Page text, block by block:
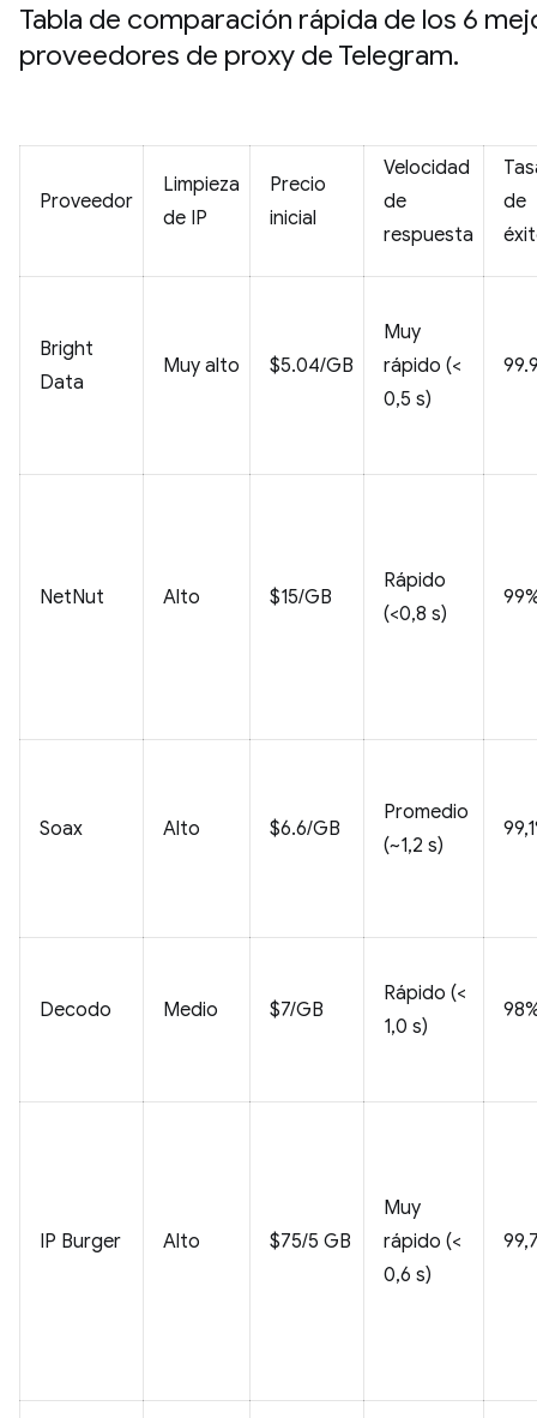
Tabla de comparación rápida de los 6
proveedores de proxy de Telegram.
Proveedor
Limpieza
de IP
Precio
inicial
Velocidad
de
respuesta
de
Bright
Data
Muy alto $5.04/GB
Muy
rápido (<
0,5 s)
NetNut Alto $15/GB
Rápido
(<0,8 s)
Soax Alto $6.6/GB
Promedio
(~1,2 s)
Decodo Medio $7/GB
Rápido (<
1,0 s)
IP Burger Alto $75/5 GB
Muy
rápido (<
0,6 s)